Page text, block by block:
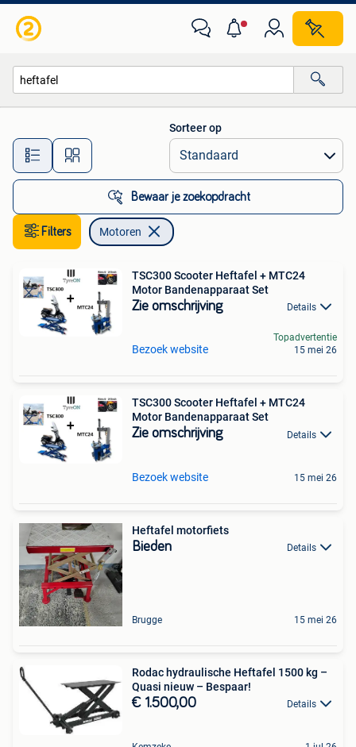
Alle afstanden…
Sorteer op
Bewaar je zoekopdracht
Filters Motoren
TSC300 Scooter Heftafel + MTC24
Motor Bandenapparaat Set
Zie omschrijving Details
Bezoek website
Topadvertentie
15 mei 26
TSC300 Scooter Heftafel + MTC24
Motor Bandenapparaat Set
Zie omschrijving Details
Bezoek website 15 mei 26
Heftafel motorfiets
Bieden Details
Brugge 15 mei 26
Rodac hydraulische Heftafel 1500 kg –
Quasi nieuw – Bespaar!
€ 1.500,00 Details